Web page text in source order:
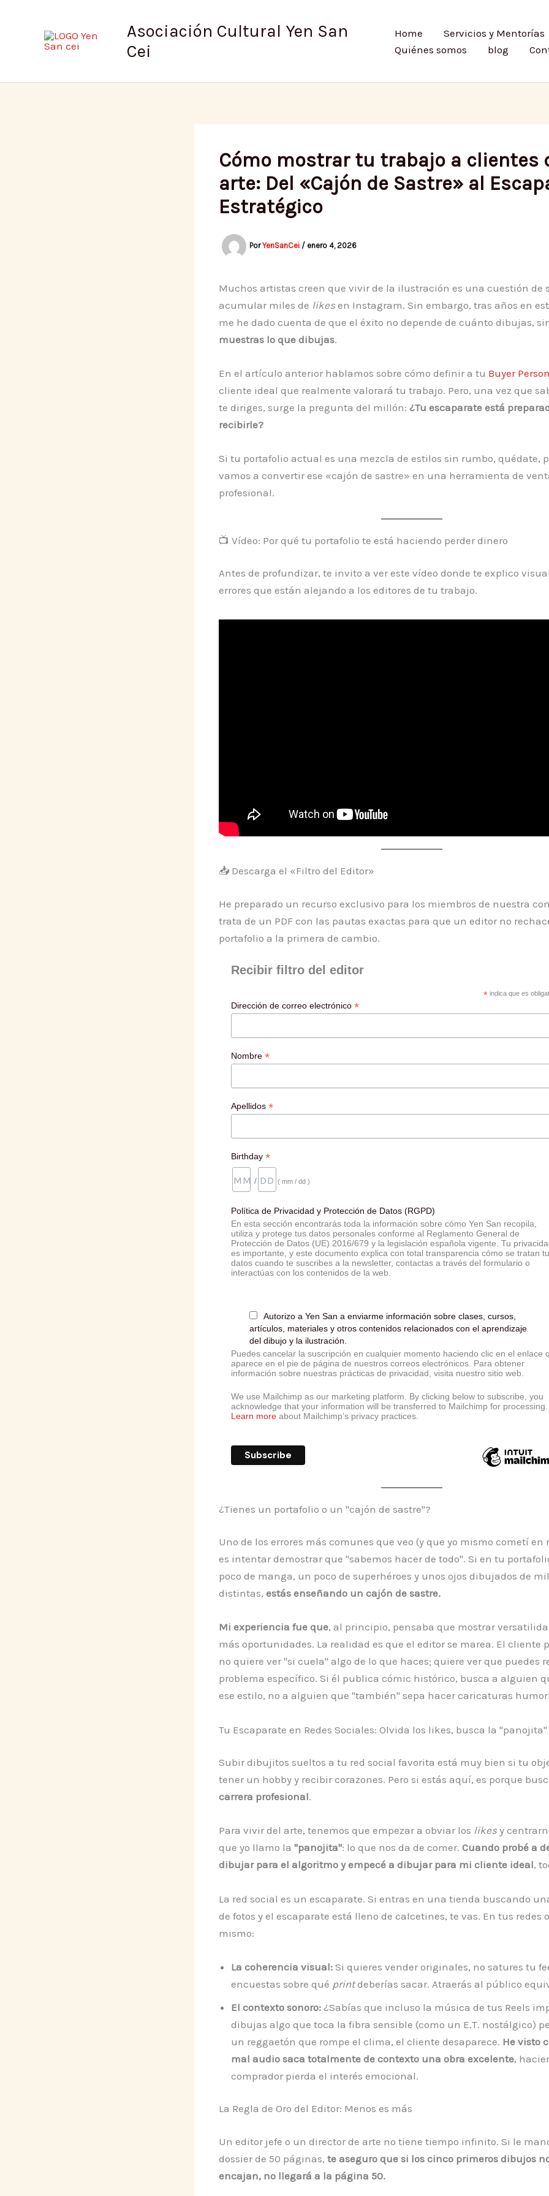
contenido
Asociación Cultural Yen San
Cei
Home Servicios y Mentorías
Quiénes somos
blog
Cómo mostrar tu trabajo a clientes
arte: Del «Cajón de Sastre» al
Estratégico
PorYenSanCei / enero 4, 2026
Muchos artistas creen que vivir de la ilustración es una cuestión de
acumular miles de likes en Instagram. Sin embargo, tras años en
me he dado cuenta de que el éxito no depende de cuánto dibujas,
muestras lo que dibujas.
En el artículo anterior hablamos sobre cómo definir a tu Buyer
cliente ideal que realmente valorará tu trabajo. Pero, una vez que
te diriges, surge la pregunta del millón: ¿Tu escaparate está
recibirle?
Si tu portafolio actual es una mezcla de estilos sin rumbo, quédate,
vamos a convertir ese «cajón de sastre» en una herramienta de
profesional.
📺 Vídeo: Por qué tu portafolio te está haciendo perder dinero
Antes de profundizar, te invito a ver este vídeo donde te explico
errores que están alejando a los editores de tu trabajo.
📥 Descarga el «Filtro del Editor»
He preparado un recurso exclusivo para los miembros de nuestra
trata de un PDF con las pautas exactas para que un editor no
portafolio a la primera de cambio.
Recibir filtro del editor
*indica que es
Dirección de correo electrónico *
Nombre *
Apellidos *
Birthday *
/ ( mm / dd )
Política de Privacidad y Protección de Datos (RGPD)
En esta sección encontrarás toda la información sobre cómo Yen San recopila,
utiliza y protege tus datos personales conforme al Reglamento General de
Protección de Datos (UE) 2016/679 y la legislación española vigente. Tu
es importante, y este documento explica con total transparencia cómo se tratan
datos cuando te suscribes a la newsletter, contactas a través del formulario o
interactúas con los contenidos de la web.
Autorizo a Yen San a enviarme información sobre clases, cursos,
artículos, materiales y otros contenidos relacionados con el aprendizaje
del dibujo y la ilustración.
Puedes cancelar la suscripción en cualquier momento haciendo clic en el enlace
aparece en el pie de página de nuestros correos electrónicos. Para obtener
información sobre nuestras prácticas de privacidad, visita nuestro sitio web.
We use Mailchimp as our marketing platform. By clicking below to subscribe, you
acknowledge that your information will be transferred to Mailchimp for processing.
Learn more about Mailchimp’s privacy practices.
¿Tienes un portafolio o un "cajón de sastre"?
Uno de los errores más comunes que veo (y que yo mismo cometí en
es intentar demostrar que "sabemos hacer de todo". Si en tu
poco de manga, un poco de superhéroes y unos ojos dibujados de
distintas, estás enseñando un cajón de sastre.
Mi experiencia fue que, al principio, pensaba que mostrar
más oportunidades. La realidad es que el editor se marea. El cliente
no quiere ver "si cuela" algo de lo que haces; quiere ver que puedes
problema específico. Si él publica cómic histórico, busca a alguien
ese estilo, no a alguien que "también" sepa hacer caricaturas
Tu Escaparate en Redes Sociales: Olvida los likes, busca la "panojita"
Subir dibujitos sueltos a tu red social favorita está muy bien si tu
tener un hobby y recibir corazones. Pero si estás aquí, es porque
carrera profesional.
Para vivir del arte, tenemos que empezar a obviar los likes y
que yo llamo la "panojita": lo que nos da de comer. Cuando probé a
dibujar para el algoritmo y empecé a dibujar para mi cliente ideal,
La red social es un escaparate. Si entras en una tienda buscando
de fotos y el escaparate está lleno de calcetines, te vas. En tus redes
mismo:
La coherencia visual: Si quieres vender originales, no satures tu
encuestas sobre qué printdeberías sacar. Atraerás al público
El contexto sonoro: ¿Sabías que incluso la música de tus Reels
dibujas algo que toca la fibra sensible (como un E.T. nostálgico)
un reggaetón que rompe el clima, el cliente desaparece. He visto
mal audio saca totalmente de contexto una obra excelente,
comprador pierda el interés emocional.
La Regla de Oro del Editor: Menos es más
Un editor jefe o un director de arte no tiene tiempo infinito. Si le
dossier de 50 páginas, te aseguro que si los cinco primeros dibujos
encajan, no llegará a la página 50.